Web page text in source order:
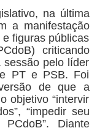
na última
a manifestação
figuras públicas
criticando
sessão pelo líder
PT e PSB. Foi
de que a
objetivo “intervir
“impedir seu
Diante